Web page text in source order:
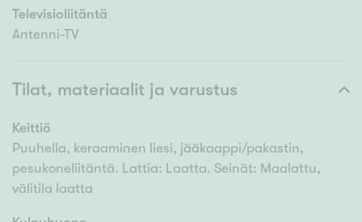
Televisioliitäntä
Antenni-TV
Tilat, materiaalit ja varustus
Keittiö
Puuhella, keraaminen liesi, jääkaappi/pakastin,
pesukoneliitäntä. Lattia: Laatta. Seinät: Maalattu,
välitila laatta